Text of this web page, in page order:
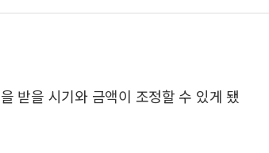
받을 시기와 금액이 조정할 수 있게 됐